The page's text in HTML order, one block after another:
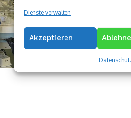
Dienste verwalten
Akzeptieren
kleine Stars: Ilkin, Ilay und Inci
30. Mai 2026